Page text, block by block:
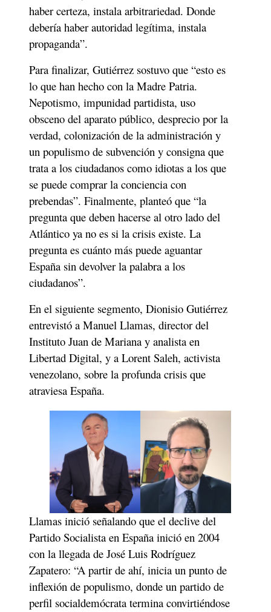
haber certeza, instala arbitrariedad. Donde
debería haber autoridad legítima, instala
propaganda”.
Para finalizar, Gutiérrez sostuvo que “esto es
lo que han hecho con la Madre Patria.
Nepotismo, impunidad partidista, uso
obsceno del aparato público, desprecio por la
verdad, colonización de la administración y
un populismo de subvención y consigna que
trata a los ciudadanos como idiotas a los que
se puede comprar la conciencia con
prebendas”. Finalmente, planteó que “la
pregunta que deben hacerse al otro lado del
Atlántico ya no es si la crisis existe. La
pregunta es cuánto más puede aguantar
España sin devolver la palabra a los
ciudadanos”.
En el siguiente segmento, Dionisio Gutiérrez
entrevistó a Manuel Llamas, director del
Instituto Juan de Mariana y analista en
Libertad Digital, y a Lorent Saleh, activista
venezolano, sobre la profunda crisis que
atraviesa España.
Llamas inició señalando que el declive del
Partido Socialista en España inició en 2004
con la llegada de José Luis Rodríguez
Zapatero: “A partir de ahí, inicia un punto de
inflexión de populismo, donde un partido de
perfil socialdemócrata termina convirtiéndose